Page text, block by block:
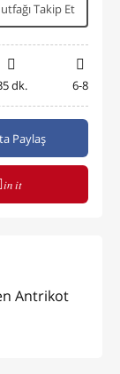
Takip Et
dk. 6-8
Paylaş
in it
Antrikot